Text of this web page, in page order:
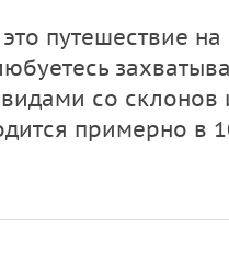
путешествие
со склонов
примерно в